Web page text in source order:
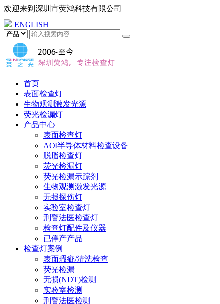
欢迎来到 深圳市荧鸿科技有限公司
ENGLISH
首页
表面检查灯
生物观测激发光源
荧光检漏灯
产品中心
表面检查灯
AOI半导体材料检查设备
脱脂检查灯
荧光检漏灯
荧光检漏示踪剂
生物观测激发光源
无损探伤灯
实验室检查灯
刑警法医检查灯
检查灯配件及仪器
已停产产品
检查灯案例
表面瑕疵/清洗检查
荧光检漏
无损(NDT)检测
实验室检测
刑警法医检测